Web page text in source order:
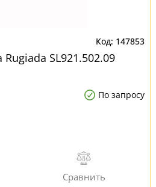
147853
SL921.502.09
По запросу